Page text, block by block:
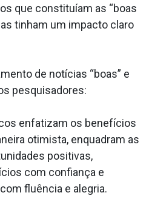
que constituíam as “boas
tinham um impacto claro
de notícias “boas” e
pesquisadores:
enfatizam os benefícios
otimista, enquadram as
positivas,
com confiança e
fluência e alegria.